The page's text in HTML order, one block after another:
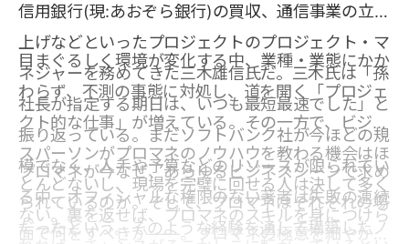
信用銀行(現:あおぞら銀行)の買収、通信事業の立ち
上げなどといったプロジェクトのプロジェクト・マ
ネジャーを務めてきた三木雄信氏だ。三木氏は「孫
社長が指定する期日は、いつも最短最速でした」と
振り返っている。まだソフトバンク社が今ほどの規
模でなく、人手や予算などのリソースが限られてい
る中、オフィシャルな権限のない著者は失敗の連続
だったという。そのような経験を通して構築したノ
目まぐるしく環境が変化する中、業種・業態にかか
わらず、不測の事態に対処し、道を開く「プロジェ
クト的な仕事」が増えている。その一方で、ビジネ
スパーソンがプロマネのノウハウを教わる機会はほ
とんどないし、現場を完璧に回せる人は決して多く
ない。裏を返せば、プロマネのスキルを身につけら
プロマネが今なぜ、あらゆるビジネスシーンで求め
られているのか。そして、プロマネはそれぞれの場
面で何をすべきか――。プロマネの極意を細やかに